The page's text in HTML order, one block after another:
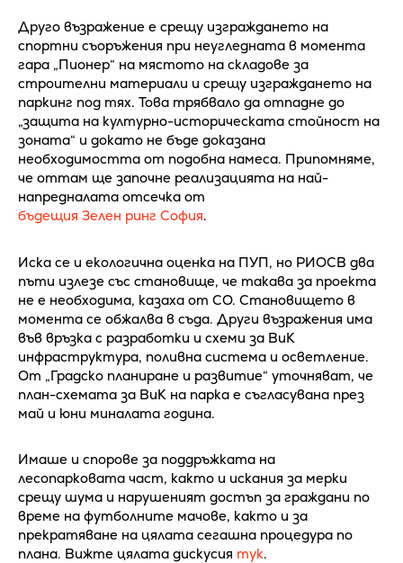
Друго възражение е срещу изграждането на
спортни съоръжения при неугледната в момента
гара „Пионер“ на мястото на складове за
строителни материали и срещу изграждането на
паркинг под тях. Това трябвало да отпадне до
„защита на културно-историческата стойност на
зоната“ и докато не бъде доказана
необходимостта от подобна намеса. Припомняме,
че оттам ще започне реализацията на най-
напредналата отсечка от
бъдещия Зелен ринг София.
Иска се и екологична оценка на ПУП, но РИОСВ два
пъти излезе със становище, че такава за проекта
не е необходима, казаха от СО. Становището в
момента се обжалва в съда. Други възражения има
във връзка с разработки и схеми за ВиК
инфраструктура, поливна система и осветление.
От „Градско планиране и развитие“ уточняват, че
план-схемата за ВиК на парка е съгласувана през
май и юни миналата година.
Имаше и спорове за поддръжката на
лесопарковата част, както и искания за мерки
срещу шума и нарушеният достъп за граждани по
време на футболните мачове, както и за
прекратяване на цялата сегашна процедура по
плана. Вижте цялата дискусия тук.